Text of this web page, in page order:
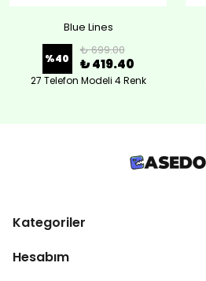
Blue Lines
%40
₺ 699.00
₺ 419.40
27 Telefon Modeli 4 Renk
Kategoriler
Hesabım